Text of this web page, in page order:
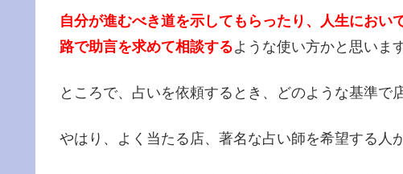
自分が進むべき道を示してもらったり、人生にお
路で助言を求めて相談するような使い方かと思います
ところで、占いを依頼するとき、どのような基準で
やはり、よく当たる店、著名な占い師を希望する人